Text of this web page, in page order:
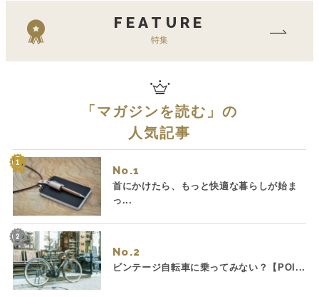
FEATURE
特集
「マガジンを読む 」の
人気記事
No.
首にかけたら、もっと快適な暮らしが始ま
っ...
No.
ビンテージ自転車に乗ってみない？【POI...